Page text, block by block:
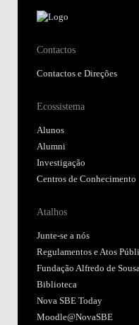
Contactos
Contactos e Direções
Ecossistema
Alunos
Alumni
Investigação
Centros de Conhecimento
Atalhos
Junte-se a nós
Regulamentos e Atos
Fundação Alfredo de
Biblioteca
Nova SBE Today
Moodle@NovaSBE